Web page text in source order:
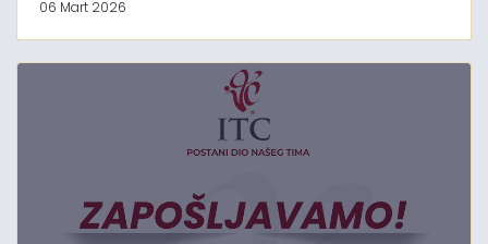
06 Mart 2026